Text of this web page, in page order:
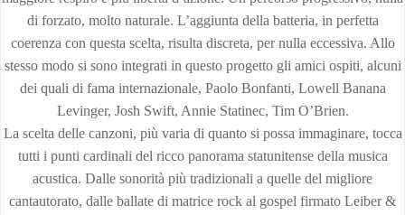
di forzato, molto naturale. L’aggiunta della batteria, in perfetta
coerenza con questa scelta, risulta discreta, per nulla eccessiva. Allo
stesso modo si sono integrati in questo progetto gli amici ospiti, alcuni
dei quali di fama internazionale, Paolo Bonfanti, Lowell Banana
Levinger, Josh Swift, Annie Statinec, Tim O’Brien.
La scelta delle canzoni, più varia di quanto si possa immaginare, tocca
tutti i punti cardinali del ricco panorama statunitense della musica
acustica. Dalle sonorità più tradizionali a quelle del migliore
cantautorato, dalle ballate di matrice rock al gospel firmato Leiber &